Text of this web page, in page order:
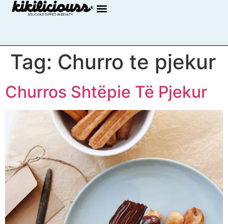
Tag: Churro te pjekur
Churros Shtëpie Të Pjekur